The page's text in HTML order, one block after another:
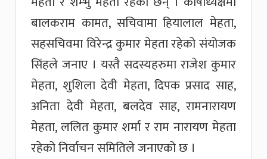
बालकराम कामत, सचिवामा हियालाल मेहता,
सहसचिवमा विरेन्द्र कुमार मेहता रहेको संयोजक
सिंहले जनाए । यस्तै सदस्यहरुमा राजेश कुमार
मेहता, शुशिला देवी मेहता, दिपक प्रसाद साह,
अनिता देवी मेहता, बलदेव साह, रामनारायण
मेहता, ललित कुमार शर्मा र राम नारायण मेहता
रहेको निर्वाचन समितिले जनाएको छ ।